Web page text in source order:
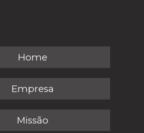
Home
Empresa
Missão